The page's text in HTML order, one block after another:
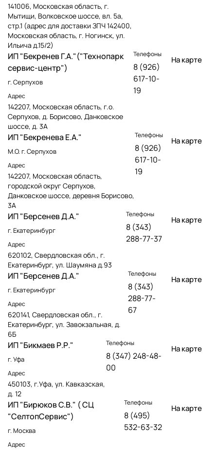
141006, Московская область, г.
Мытищи, Волковское шоссе, вл. 5а,
стр.1 (адрес для доставки ЗПЧ 142400,
Московская область, г. Ногинск, ул.
Ильича д.15/2)
ИП "Бекренев Г.А."("Технопарк
сервис-центр")
г. Серпухов
Адрес
142207, Московская область, г.о.
Серпухов, д. Борисово, Данковское
шоссе, д. 3А
Телефоны
8 (926)
617-10-
19
На карте
ИП "Бекренева Е.А."
М.О. г. Серпухов
Адрес
142207, Московская область,
городской округ Серпухов,
Данковское шоссе, деревня Борисово,
3А
Телефоны
8 (926)
617-10-
19
На карте
ИП "Берсенев Д.А."
г. Екатеринбург
Адрес
620102, Свердловская обл., г.
Екатеринбург, ул. Шаумяна д.93
Телефоны
8 (343)
288-77-37
На карте
ИП "Берсенев Д.А."
г. Екатеринбург
Адрес
620141, Свердловская обл., г.
Екатеринбург, ул. Завокзальная, д.
6Б
Телефоны
8 (343)
288-77-
67
На карте
ИП "Бикмаев Р.Р."
г. Уфа
Адрес
450103, г.Уфа, ул. Кавказская,
д. 12
Телефоны
8 (347) 248-48-
00
На карте
ИП "Бирюков С.В." ( СЦ
"СелтопСервис")
г. Москва
Адрес
Телефоны
8 (495)
532-63-32
На карте